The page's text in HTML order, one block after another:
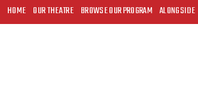
HOME OUR THEATRE BROWSE OUR PROGRAM ALONGSIDE